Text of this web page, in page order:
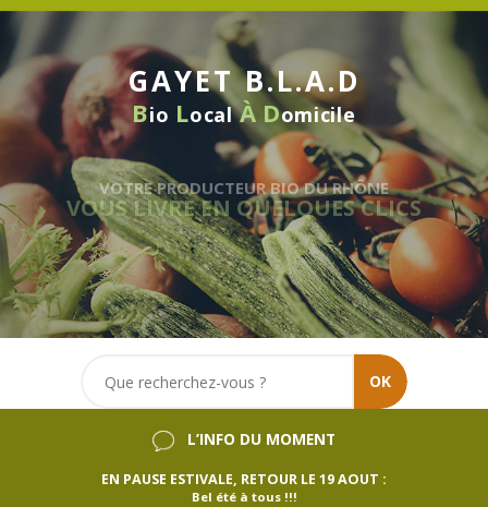
GAYET B.L.A.D
Bio LocalÀ Domicile
VOTRE PRODUCTEUR BIO DU RHÔNE
VOUS LIVRE EN QUELQUES CLICS
OK
L’INFO DU MOMENT
EN PAUSE ESTIVALE, RETOUR LE 19 AOUT :
Bel été à tous !!!